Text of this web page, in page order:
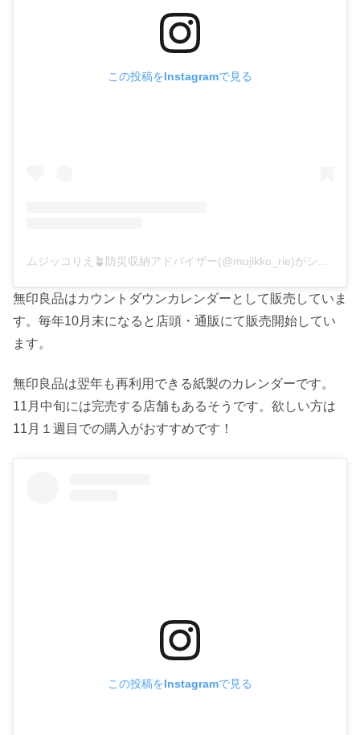
この投稿をInstagramで見る
ムジッコりえ🪴防災収納アドバイザー(@mujikko_rie)がシェアした投稿
無印良品はカウントダウンカレンダーとして販売していま
す。毎年10月末になると店頭・通販にて販売開始してい
ます。
無印良品は翌年も再利用できる紙製のカレンダーです。
11月中旬には完売する店舗もあるそうです。欲しい方は
11月１週目での購入がおすすめです！
この投稿をInstagramで見る